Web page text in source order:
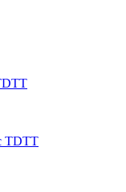
TDTT